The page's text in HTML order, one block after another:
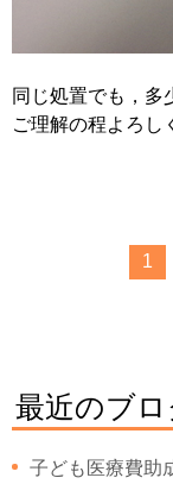
同じ処置でも，多
ご理解の程よろし
1
最近のブ
子ども医療費助